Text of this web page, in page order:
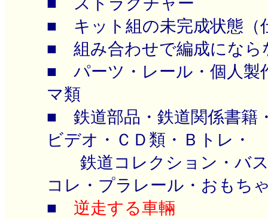
■ キット組の未完成状態（
■ 組み合わせで編成になら
■ パーツ・レール・個人製
マ類
■ 鉄道部品・鉄道関係書籍
ビデオ・ＣＤ類・Ｂトレ・
鉄道コレクション・バス
コレ・プラレール・おもち
■ 逆走する車輛